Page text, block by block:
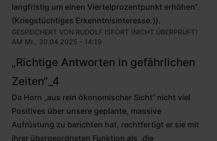
langfristig um einen Viertelprozentpunkt erhöhen“.
(Kriegstüchtiges Erkenntnisinteresse.)).
GESPEICHERT VON RUDOLF ISFORT (NICHT ÜBERPRÜFT)
AM MI., 30.04.2025 - 14:19
„Richtige Antworten in gefährlichen
Zeiten“_4
Da Horn „aus rein ökonomischer Sicht“ nicht viel
Positives über unsere geplante, massive
Aufrüstung zu berichten hat, rechtfertigt er sie mit
ihrer übergeordneten Funktion als „die